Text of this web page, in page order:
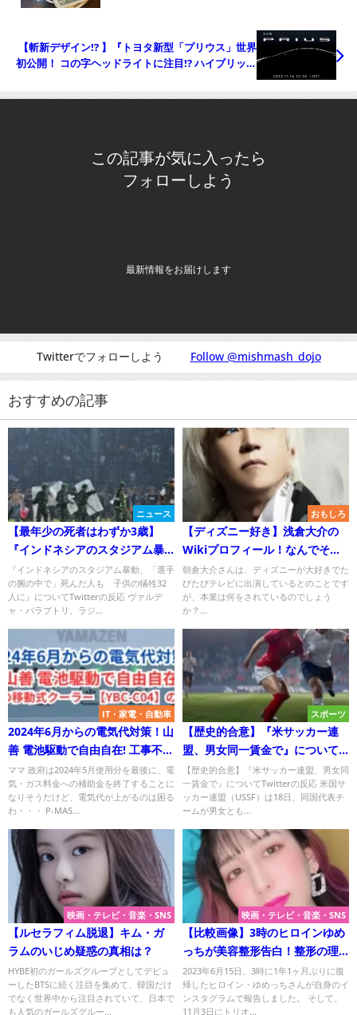
【斬新デザイン!? 】『トヨタ新型「プリウス」世界
初公開！ コの字ヘッドライトに注目!? ハイブリッド
反応
この記事が気に入ったら
フォローしよう
最新情報をお届けします
Twitterでフォローしよう Follow @mishmash_dojo
おすすめの記事
ニュース
【最年少の死者はわずか3歳】
『インドネシアのスタジアム暴
動、「選手の腕の中で」死んだ
人も 子供の犠牲32人に』につ
いて
『インドネシアのスタジアム暴動、「選手
の腕の中で」死んだ人も 子供の犠牲32
人に』についてTwitterの反応 ヴァルデ
ャ・バラプトリ、ラジ...
おもしろ
【ディズニー好き】浅倉大介の
Wikiプロフィール！なんでそん
なに好きなの？
朝倉大介さんは、ディズニーが大好きでた
びたびテレビに出演しているとのことです
が、本業は何をされているのでしょう
か？...
IT・家電・自動車
2024年6月からの電気代対策！山
善 電池駆動で自由自在! 工事不要
の移動式クーラー【YBC-C04】
の魅力とは？
ママ 政府は2024年5月使用分を最後に、電
気・ガス料金への補助金を終了することに
なりそうだけど、電気代が上がるのは困る
わ・・・ P-MAS...
スポーツ
【歴史的合意】『米サッカー連
盟、男女同一賃金で』について
Twitterの反応
【歴史的合意】『米サッカー連盟、男女同
一賃金で』についてTwitterの反応 米国サ
ッカー連盟（USSF）は18日、同国代表チ
ームが男女とも...
映画・テレビ・音楽・SNS
【ルセラフィム脱退】キム・ガ
ラムのいじめ疑惑の真相は？
HYBE初のガールズグループとしてデビュ
ーしたBTSに続く注目を集めて、韓国だけ
でなく世界中から注目されていて、日本で
も人気のガールズグルー...
映画・テレビ・音楽・SNS
【比較画像】3時のヒロインゆめ
っちが美容整形告白！整形の理
由は？
2023年6月15日、3時に1年1ヶ月ぶりに復
帰したヒロイン・ゆめっちさんが自身のイ
ンスタグラムで報告しました。 そして、
11月3日にトリオ...